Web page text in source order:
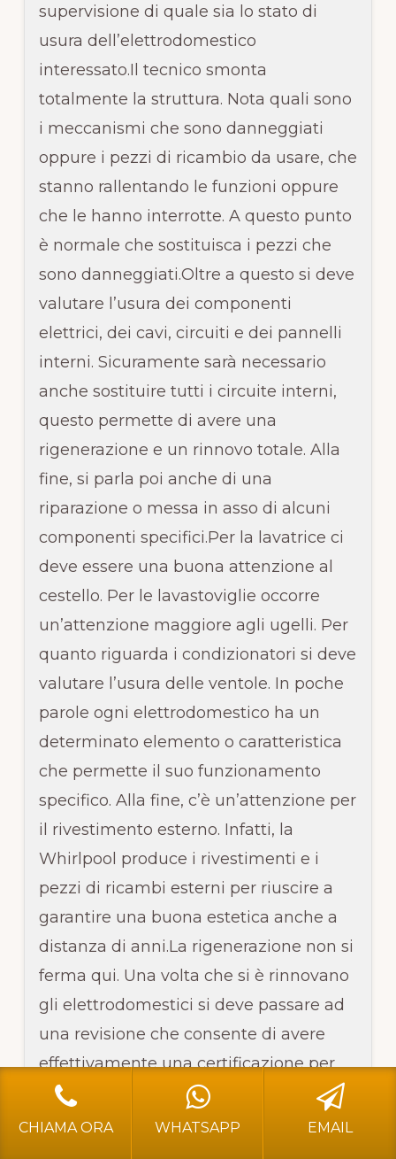
supervisione di quale sia lo stato di
usura dell’elettrodomestico
interessato.Il tecnico smonta
totalmente la struttura. Nota quali sono
i meccanismi che sono danneggiati
oppure i pezzi di ricambio da usare, che
stanno rallentando le funzioni oppure
che le hanno interrotte. A questo punto
è normale che sostituisca i pezzi che
sono danneggiati.Oltre a questo si deve
valutare l’usura dei componenti
elettrici, dei cavi, circuiti e dei pannelli
interni. Sicuramente sarà necessario
anche sostituire tutti i circuite interni,
questo permette di avere una
rigenerazione e un rinnovo totale. Alla
fine, si parla poi anche di una
riparazione o messa in asso di alcuni
componenti specifici.Per la lavatrice ci
deve essere una buona attenzione al
cestello. Per le lavastoviglie occorre
un’attenzione maggiore agli ugelli. Per
quanto riguarda i condizionatori si deve
valutare l’usura delle ventole. In poche
parole ogni elettrodomestico ha un
determinato elemento o caratteristica
che permette il suo funzionamento
specifico. Alla fine, c’è un’attenzione per
il rivestimento esterno. Infatti, la
Whirlpool produce i rivestimenti e i
pezzi di ricambi esterni per riuscire a
garantire una buona estetica anche a
distanza di anni.La rigenerazione non si
ferma qui. Una volta che si è rinnovano
gli elettrodomestici si deve passare ad
una revisione che consente di avere
effettivamente una certificazione per
quanto riguarda il funzionamento
originario. Alla fine c’è poi il collaudo di
Footer
ASSISTENZA WHIRLPOOL BERGAMO
⭐affidati a professionisti per assistenza dei vostri elettrodomestici
Whirpool a Bergamo e Brescia!
Telefono: 3296687286 - E-mail:dancuta82@gmail.com
Leggi L'informativa privacy- Cookie Policy (UE) -Mappa
COPYRIGHT [c] 2024 by - Realizzazione siti internet-Solution
ASSISTENZA WHIRLPOOL BERGAMO
ASSISTENZA WHIRLPOOL BRESCIA
CHIAMA ORA WHATSAPP EMAIL